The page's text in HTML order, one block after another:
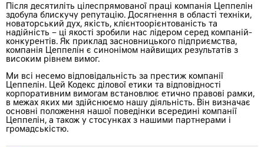
Після десятиліть цілеспрямованої праці компанія Цеппелін
здобула блискучу репутацію. Досягнення в області техніки,
новаторський дух, якість, клієнтоорієнтованість та
надійність – ці якості зробили нас лідером серед компаній-
конкурентів. Як приклад засновницького підприємства,
компанія Цеппелін є синонімом найвищих результатів з
високим рівнем вимог.
Ми всі несемо відповідальність за престиж компанії
Цеппелін. Цей Кодекс ділової етики та відповідності
корпоративним вимогам встановлює етично правові рамки,
в межах яких ми здійснюємо нашу діяльність. Він визначає
основні положення нашої поведінки всередині компанії
Цеппелін, а також у стосунках з нашими партнерами і
громадськістю.